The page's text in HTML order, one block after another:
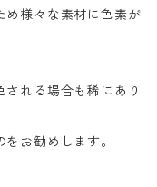
め様々な素材に色素が
れる場合も稀にあり
お勧めします。